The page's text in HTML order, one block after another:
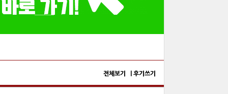
전체보기 | 후기쓰기